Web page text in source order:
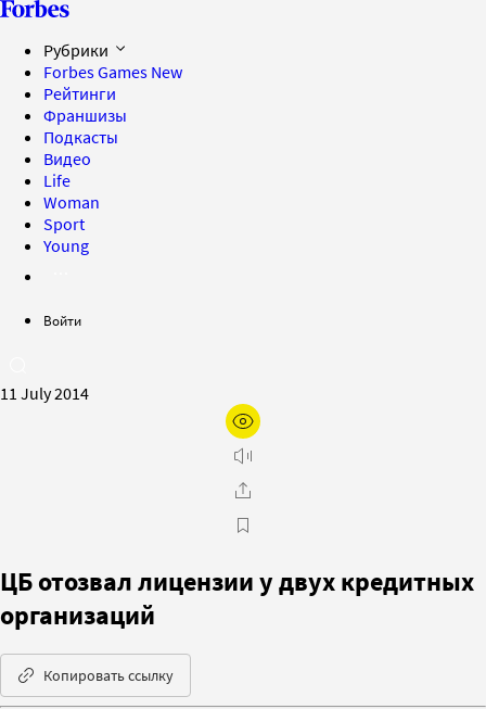
Рубрики
Forbes Games New
Рейтинги
Франшизы
Подкасты
Видео
Life
Woman
Sport
Young
Войти
11 July 2014
ЦБ отозвал лицензии у двух кредитных
организаций
Копировать ссылку